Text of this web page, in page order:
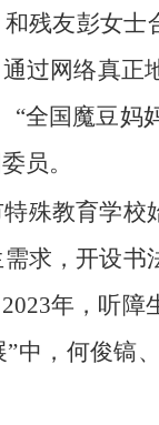
和残友彭女
过网络真正
“全国魔豆妈
员。
殊教育学校
求，开设
年，听
中，何俊镐